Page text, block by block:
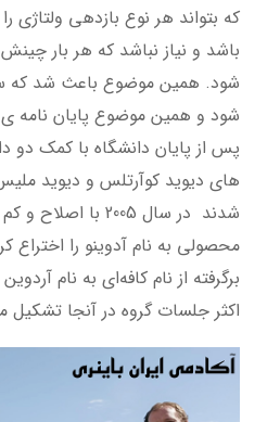
که بتواند هر نوع بازدهی ولتاژی
باشد و نیاز نباشد که هر بار
شود. همین موضوع باعث شد که
شود و همین موضوع پایان نامه ی
پس از پایان دانشگاه با کمک دو
های دیوید کوآرتلس و دیوید
شدند در سال 2005
محصولی به نام آدوینو را اختراع
برگرفته از نام کافه‌ای به نام
اکثر جلسات گروه در آنجا